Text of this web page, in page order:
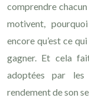
comprendre
motivent,
encore qu’est ce
gagner. Et cela
adoptées par
rendement de son